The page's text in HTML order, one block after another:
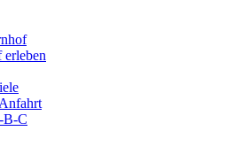
erleben
B-C